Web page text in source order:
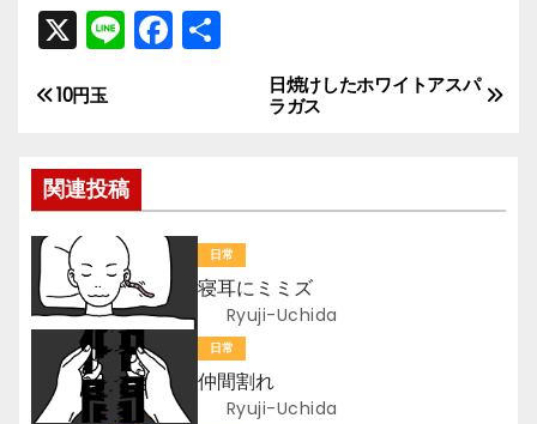
X Li
n
F
a
o
o
k
共
投
ナ
ビ
ゲ
ー
シ
日焼けしたホワイトアスパ
ラガス
10円玉
関連投稿
日常
寝耳にミミズ
Ryuji-Uchida
日常
仲間割れ
Ryuji-Uchida